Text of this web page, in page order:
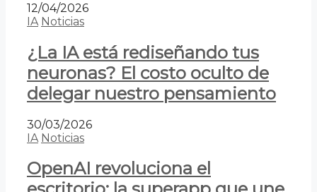
12/04/2026
IA Noticias
¿La IA está rediseñando tus
neuronas? El costo oculto de
delegar nuestro pensamiento
30/03/2026
IA Noticias
OpenAI revoluciona el